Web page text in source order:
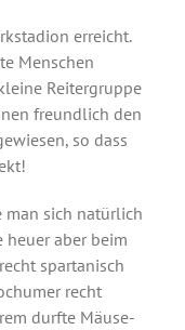
erreicht.
Menschen
Reitergruppe
freundlich den
so dass
man sich natürlich
heuer aber beim
spartanisch
recht
durfte Mäuse-